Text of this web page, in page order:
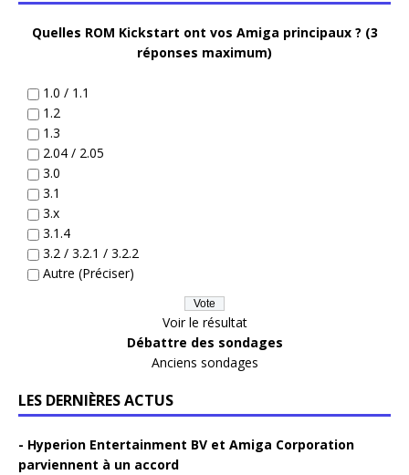
Quelles ROM Kickstart ont vos Amiga principaux ? (3
réponses maximum)
1.0 / 1.1
1.2
1.3
2.04 / 2.05
3.0
3.1
3.x
3.1.4
3.2 / 3.2.1 / 3.2.2
Autre (Préciser)
Voir le résultat
Débattre des sondages
Anciens sondages
LES DERNIÈRES ACTUS
Hyperion Entertainment BV et Amiga Corporation
parviennent à un accord